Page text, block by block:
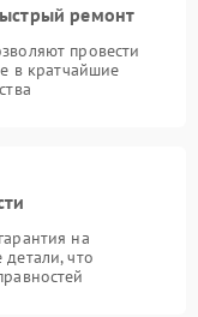
ремонт
провести
в кратчайшие
на
что